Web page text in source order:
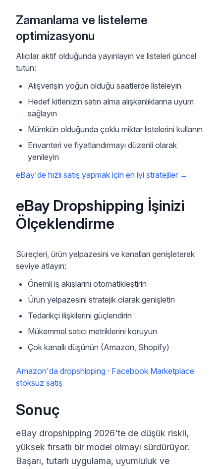
Zamanlama ve listeleme
optimizasyonu
Alıcılar aktif olduğunda yayınlayın ve listeleri güncel
tutun:
Alışverişin yoğun olduğu saatlerde listeleyin
Hedef kitlenizin satın alma alışkanlıklarına uyum
sağlayın
Mümkün olduğunda çoklu miktar listelerini kullanın
Envanteri ve fiyatlandırmayı düzenli olarak
yenileyin
eBay'de hızlı satış yapmak için en iyi stratejiler →
eBay Dropshipping İşinizi
Ölçeklendirme
Süreçleri, ürün yelpazesini ve kanalları genişleterek
seviye atlayın:
Önemli iş akışlarını otomatikleştirin
Ürün yelpazesini stratejik olarak genişletin
Tedarikçi ilişkilerini güçlendirin
Mükemmel satıcı metriklerini koruyun
Çok kanallı düşünün (Amazon, Shopify)
Amazon'da dropshipping · Facebook Marketplace
stoksuz satış
Sonuç
eBay dropshipping 2026'te de düşük riskli,
yüksek fırsatlı bir model olmayı sürdürüyor.
Başarı, tutarlı uygulama, uyumluluk ve